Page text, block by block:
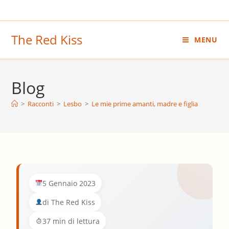
al
The Red Kiss MENU
Blog
> Racconti > Lesbo > Le mie prime amanti, madre e figlia
5 Gennaio 2023
di The Red Kiss
37 min di lettura